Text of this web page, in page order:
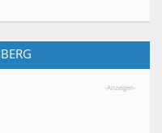
-Anzeigen-